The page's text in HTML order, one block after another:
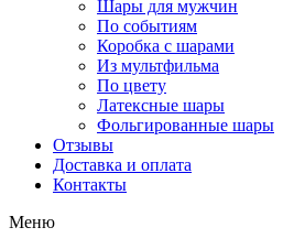
Шары для мужчин
По событиям
Коробка с шарами
Из мультфильма
По цвету
Латексные шары
Фольгированные шары
Отзывы
Доставка и оплата
Контакты
Меню